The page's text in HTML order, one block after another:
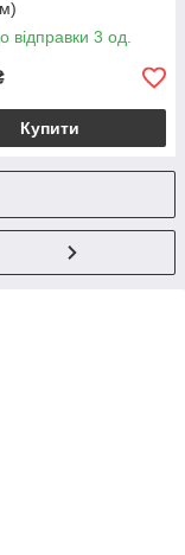
відправки 3 од.
Купити